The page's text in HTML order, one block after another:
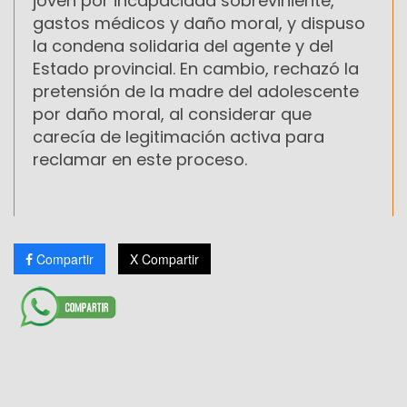
gastos médicos y daño moral, y dispuso
la condena solidaria del agente y del
Estado provincial. En cambio, rechazó la
pretensión de la madre del adolescente
por daño moral, al considerar que
carecía de legitimación activa para
reclamar en este proceso.
Compartir X Compartir